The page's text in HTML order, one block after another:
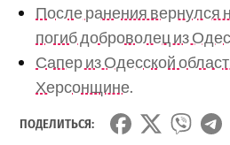
После ранения вернулся
погиб доброволец из
Сапер из Одесской
Херсонщине.
ПОДЕЛИТЬСЯ: